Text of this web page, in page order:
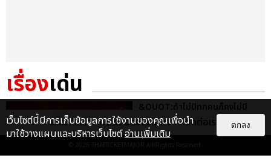
เรื่องเด่น
&QUOT;ถ้าไม่มีทุกคนก็คงไม่มี
เพิร์ธ-แซนต้า&QUOT; ประมวล
ภาพ เพิร์ธ-แซนต้า เปลี่ยน
ฮอลล์ให...
EXCLUSIVE : 34
เกี่ยวกับเรา ติดต่อลงโฆษณา ติดต่อเรา
© 2026 THAITICKETMAJOR All Rights Reserved.
เว็บไซต์นี้มีการเก็บข้อมูลการใช้งานของคุณเพื่อนำ
มาใช้วางแผนและบริหารเว็บไซต์อ่านเพิ่มเติม
ตกลง